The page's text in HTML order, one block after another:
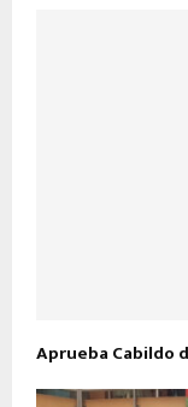
Aprueba Cabildo